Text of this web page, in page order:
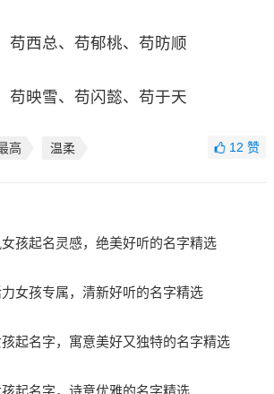
苟西总、苟郁桃、苟昉顺
苟映雪、苟闪懿、苟于天
高 温柔 12赞
孩起名灵感，绝美好听的名字精选
力女孩专属，清新好听的名字精选
起名字，寓意美好又独特的名字精选